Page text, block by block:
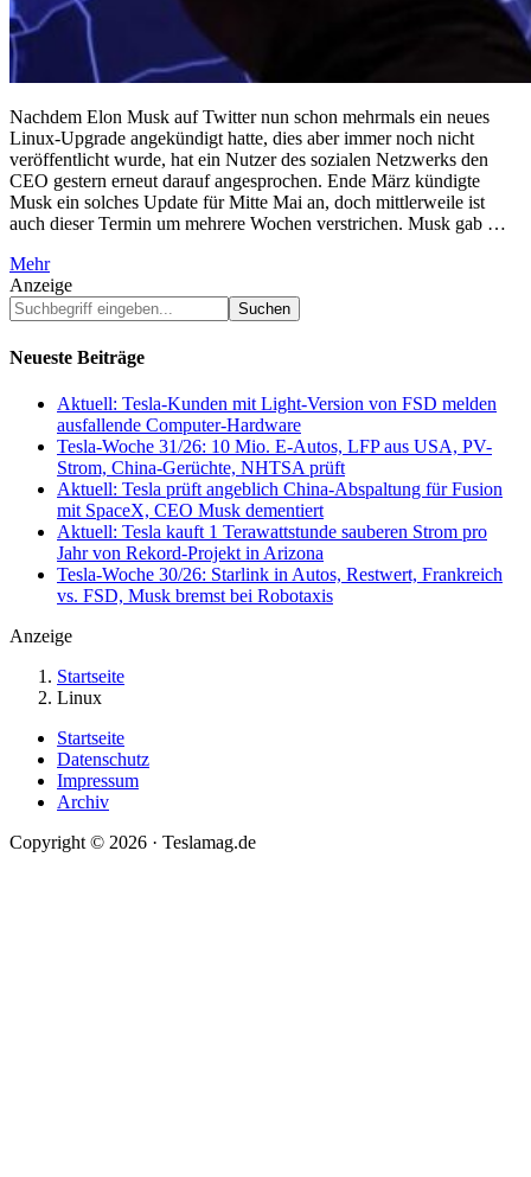
Nachdem Elon Musk auf Twitter nun schon mehrmals ein neues
Linux-Upgrade angekündigt hatte, dies aber immer noch nicht
veröffentlicht wurde, hat ein Nutzer des sozialen Netzwerks den
CEO gestern erneut darauf angesprochen. Ende März kündigte
Musk ein solches Update für Mitte Mai an, doch mittlerweile ist
auch dieser Termin um mehrere Wochen verstrichen. Musk gab …
Mehr
Anzeige
Suchbegriff
eingeben...
Neueste Beiträge
Aktuell: Tesla-Kunden mit Light-Version von FSD melden
ausfallende Computer-Hardware
Tesla-Woche 31/26: 10 Mio. E-Autos, LFP aus USA, PV-
Strom, China-Gerüchte, NHTSA prüft
Aktuell: Tesla prüft angeblich China-Abspaltung für Fusion
mit SpaceX, CEO Musk dementiert
Aktuell: Tesla kauft 1 Terawattstunde sauberen Strom pro
Jahr von Rekord-Projekt in Arizona
Tesla-Woche 30/26: Starlink in Autos, Restwert, Frankreich
vs. FSD, Musk bremst bei Robotaxis
Anzeige
Startseite
Linux
Startseite
Datenschutz
Impressum
Archiv
Copyright © 2026 · Teslamag.de